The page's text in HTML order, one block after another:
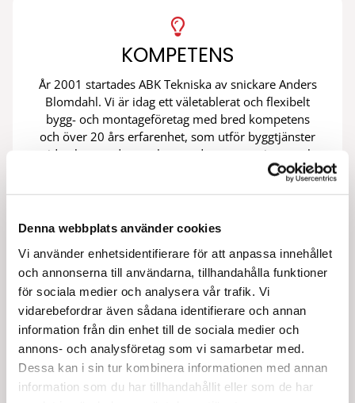
Denna webbplats använder cookies
Vi använder enhetsidentifierare för att anpassa innehållet
och annonserna till användarna, tillhandahålla funktioner
för sociala medier och analysera vår trafik. Vi
vidarebefordrar även sådana identifierare och annan
information från din enhet till de sociala medier och
annons- och analysföretag som vi samarbetar med.
Dessa kan i sin tur kombinera informationen med annan
information som du har tillhandahållit eller som de har

KOMPETENS
År 2001 startades ABK Tekniska av snickare Anders
Blomdahl. Vi är idag ett väletablerat och flexibelt
bygg- och montageföretag med bred kompetens
och över 20 års erfarenhet, som utför byggtjänster
vid nybyggnader, ombyggnader, renoveringar och
tillbyggnader. Vi hjälper mestadels privatpersoner,

MILJÖ & KVALITET
Vi håller oss alltid uppdaterade inom
byggbranschen och innehar behörigheter samt
certifieringar som ID06, Bas U – Bas P. Arbetet sker
i enighet med aktuella miljö- och kvalitetskrav